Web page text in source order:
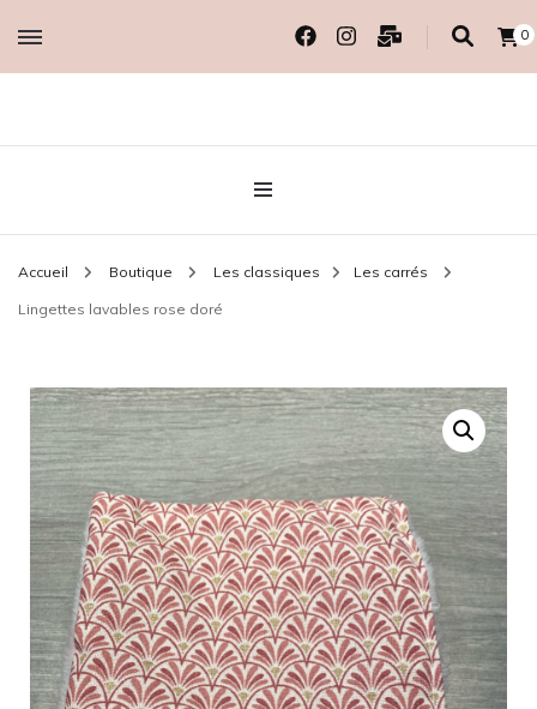
0
MADAME COTON
BIO
Accueil Boutique Les classiques Les carrés
Lingettes lavables rose doré